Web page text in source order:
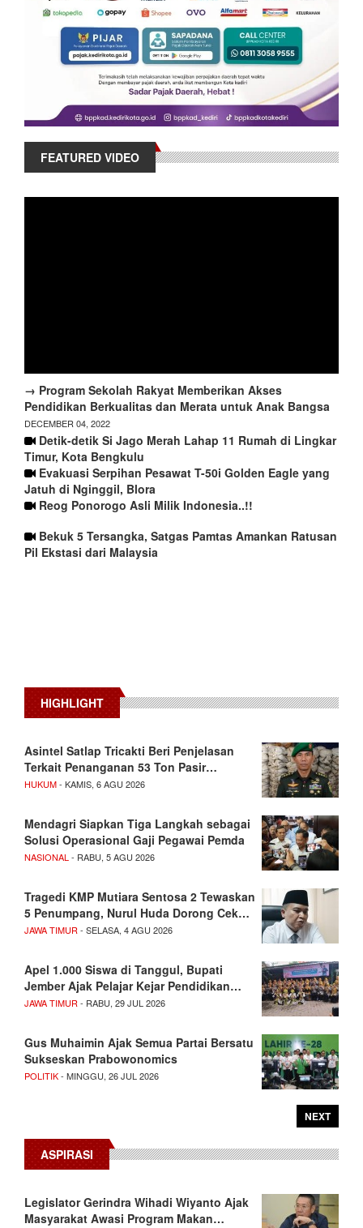
FEATURED VIDEO
→ Program Sekolah Rakyat Memberikan Akses
Pendidikan Berkualitas dan Merata untuk Anak Bangsa
DECEMBER 04, 2022
Detik-detik Si Jago Merah Lahap 11 Rumah di Lingkar
Timur, Kota Bengkulu
Evakuasi Serpihan Pesawat T-50i Golden Eagle yang
Jatuh di Nginggil, Blora
Reog Ponorogo Asli Milik Indonesia..!!
Bekuk 5 Tersangka, Satgas Pamtas Amankan Ratusan
Pil Ekstasi dari Malaysia
HIGHLIGHT
Asintel Satlap Tricakti Beri Penjelasan
Terkait Penanganan 53 Ton Pasir…
HUKUM- KAMIS, 6 AGU 2026
Mendagri Siapkan Tiga Langkah sebagai
Solusi Operasional Gaji Pegawai Pemda
NASIONAL - RABU, 5 AGU 2026
Tragedi KMP Mutiara Sentosa 2 Tewaskan
5 Penumpang, Nurul Huda Dorong Cek…
JAWA TIMUR - SELASA, 4 AGU 2026
Apel 1.000 Siswa di Tanggul, Bupati
Jember Ajak Pelajar Kejar Pendidikan…
JAWA TIMUR - RABU, 29 JUL 2026
Gus Muhaimin Ajak Semua Partai Bersatu
Sukseskan Prabowonomics
POLITIK- MINGGU, 26 JUL 2026
NEXT
ASPIRASI
Legislator Gerindra Wihadi Wiyanto Ajak
Masyarakat Awasi Program Makan…